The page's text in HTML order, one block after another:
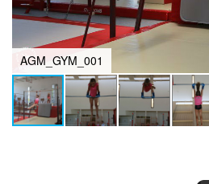
AGM_GYM_001